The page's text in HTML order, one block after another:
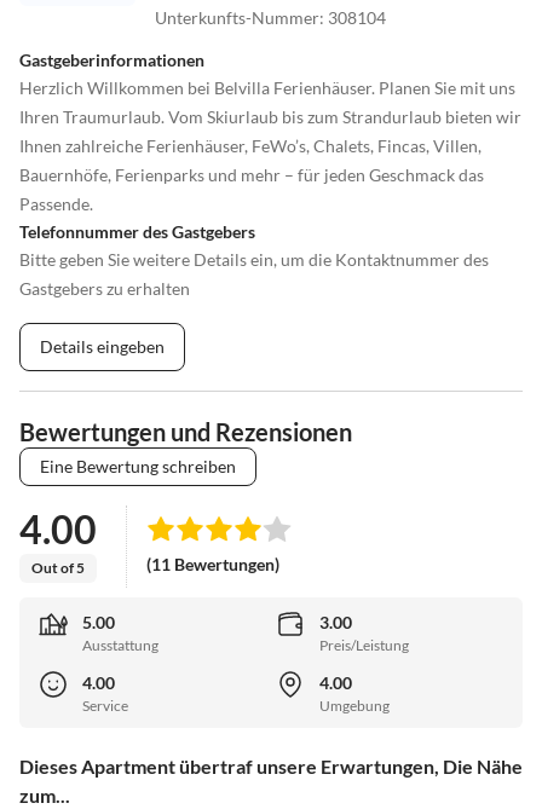
Unterkunfts-Nummer: 308104
Gastgeberinformationen
Herzlich Willkommen bei Belvilla Ferienhäuser. Planen Sie mit uns
Ihren Traumurlaub. Vom Skiurlaub bis zum Strandurlaub bieten wir
Ihnen zahlreiche Ferienhäuser, FeWo’s, Chalets, Fincas, Villen,
Bauernhöfe, Ferienparks und mehr – für jeden Geschmack das
Passende.
Telefonnummer des Gastgebers
Bitte geben Sie weitere Details ein, um die Kontaktnummer des
Gastgebers zu erhalten
Details eingeben
Bewertungen und Rezensionen
Eine Bewertung schreiben
4.00
Out of 5 (11 Bewertungen)
5.00
Ausstattung
3.00
Preis/Leistung
4.00
Service
4.00
Umgebung
Dieses Apartment übertraf unsere Erwartungen, Die Nähe
zum...